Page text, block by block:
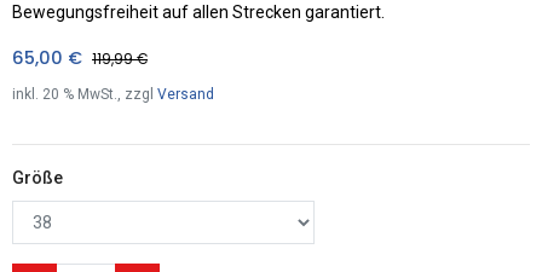
Bewegungsfreiheit auf allen Strecken garantiert.
65,00 € 119,99€
inkl. 20 % MwSt., zzgl Versand
Größe